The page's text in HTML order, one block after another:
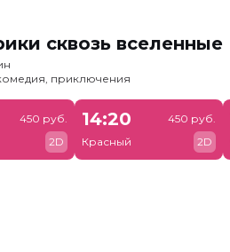
сквозь вселенные
приключения
450 руб.
2D
14:20
Красный
450 руб.
2D